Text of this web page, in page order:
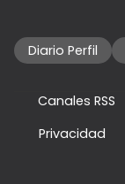
Diario Perfil
Canales RSS
Privacidad